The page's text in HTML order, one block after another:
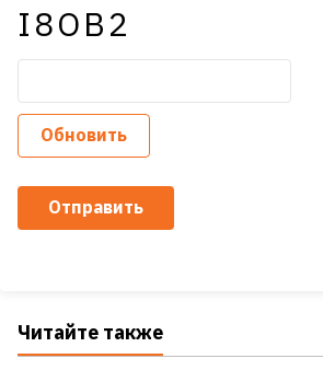
I8OB2
Обновить
Отправить
Читайте также